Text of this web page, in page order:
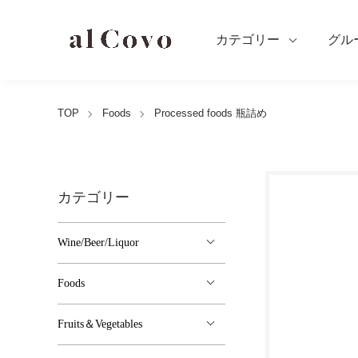
カテゴリー グル
TOP Foods Processed foods 瓶詰め
カテゴリー
Wine/Beer/Liquor
Foods
Fruits＆Vegetables